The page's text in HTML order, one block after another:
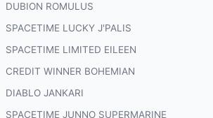
DUBION ROMULUS
SPACETIME LUCKY J'PALIS
SPACETIME LIMITED EILEEN
CREDIT WINNER BOHEMIAN
DIABLO JANKARI
SPACETIME JUNNO SUPERMARINE